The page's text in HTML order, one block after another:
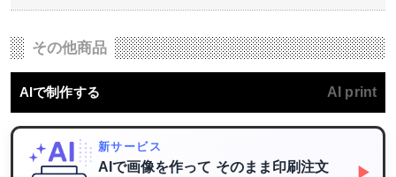
その他商品
AIで制作する AI print
新サービス
AIで画像を作って そのまま印刷注文
▶